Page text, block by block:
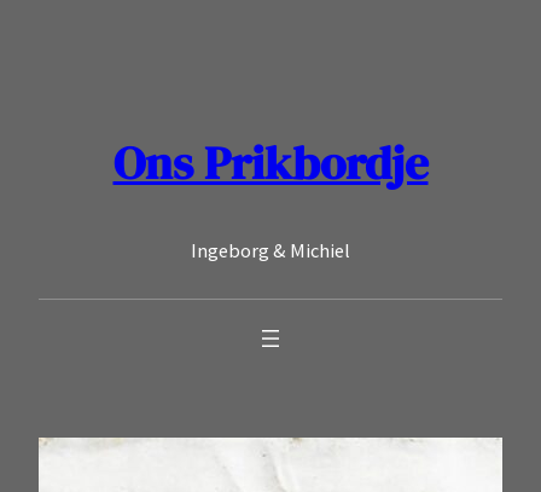
Ons Prikbordje
Ingeborg & Michiel